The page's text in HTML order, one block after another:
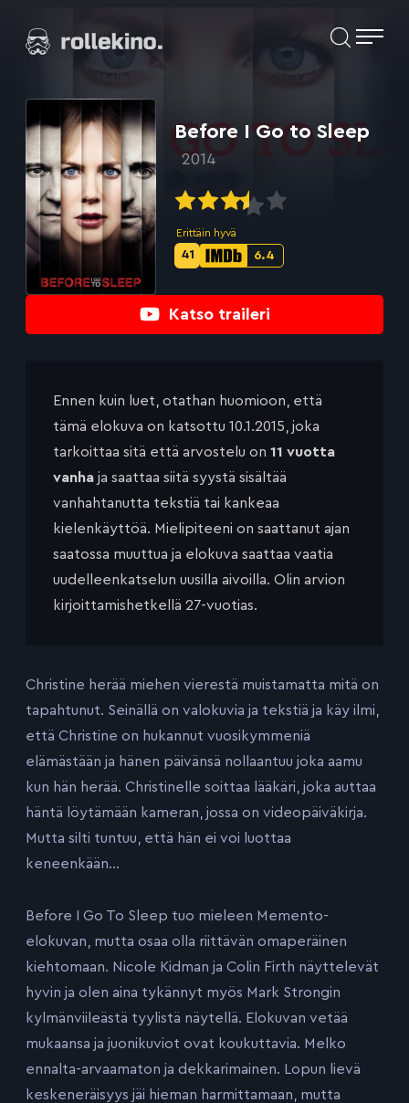
suoraan
Elokuvat ja elokuva-arviot | Rollekino.fi
jälkeen.
Katso traileri
Before I Go to Sleep
2014
Erittäin hyvä
IMDb-
6.4
Metascore-
41
Ennen kuin luet, otathan huomioon, että
tämä elokuva on katsottu 10.1.2015, joka
tarkoittaa sitä että arvostelu on 11 vuotta
vanha ja saattaa siitä syystä sisältää
vanhahtanutta tekstiä tai kankeaa
kielenkäyttöä. Mielipiteeni on saattanut ajan
saatossa muuttua ja elokuva saattaa vaatia
uudelleenkatselun uusilla aivoilla. Olin arvion
kirjoittamishetkellä 27-vuotias.
Christine herää miehen vierestä muistamatta mitä on
tapahtunut. Seinällä on valokuvia ja tekstiä ja käy ilmi,
että Christine on hukannut vuosikymmeniä
elämästään ja hänen päivänsä nollaantuu joka aamu
kun hän herää. Christinelle soittaa lääkäri, joka auttaa
häntä löytämään kameran, jossa on videopäiväkirja.
Mutta silti tuntuu, että hän ei voi luottaa
keneenkään…
Before I Go To Sleep tuo mieleen Memento-
elokuvan, mutta osaa olla riittävän omaperäinen
kiehtomaan. Nicole Kidman ja Colin Firth näyttelevät
hyvin ja olen aina tykännyt myös Mark Strongin
kylmänviileästä tyylistä näytellä. Elokuvan vetää
mukaansa ja juonikuviot ovat koukuttavia. Melko
ennalta-arvaamaton ja dekkarimainen. Lopun lievä
keskeneräisyys jäi hieman harmittamaan, mutta